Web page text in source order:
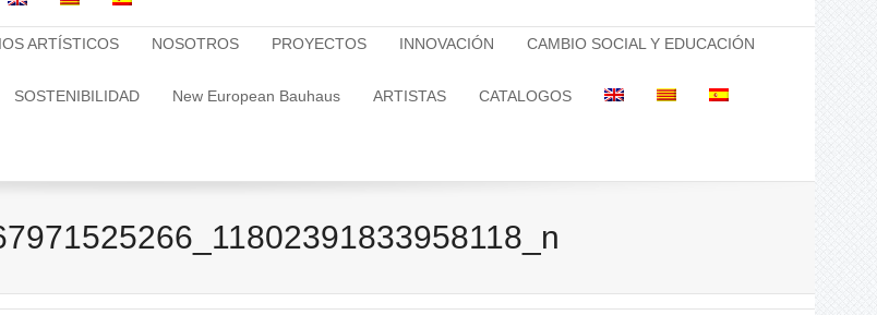
ARTÍSTICOS NOSOTROS PROYECTOS INNOVACIÓN CAMBIO SOCIAL Y EDUCACIÓN
SOSTENIBILIDAD New European Bauhaus ARTISTAS CATALOGOS